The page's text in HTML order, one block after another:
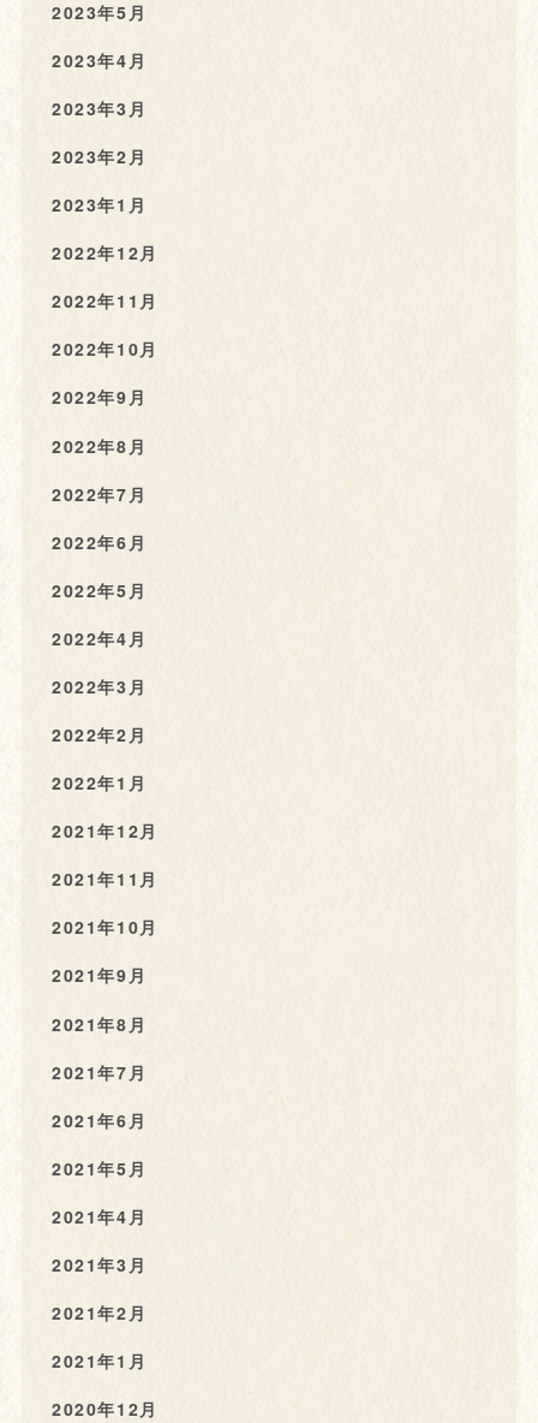
2023年5月
2023年4月
2023年3月
2023年2月
2023年1月
2022年12月
2022年11月
2022年10月
2022年9月
2022年8月
2022年7月
2022年6月
2022年5月
2022年4月
2022年3月
2022年2月
2022年1月
2021年12月
2021年11月
2021年10月
2021年9月
2021年8月
2021年7月
2021年6月
2021年5月
2021年4月
2021年3月
2021年2月
2021年1月
2020年12月